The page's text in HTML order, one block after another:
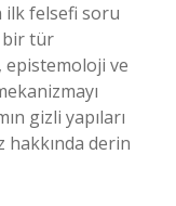
ilk felsefi soru
bir tür
ve
gizli yapıları
hakkında derin